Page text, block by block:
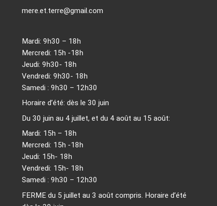
mere.et.terre@gmail.com
Mardi: 9h30 – 18h
Mercredi: 15h -18h
Jeudi: 9h30- 18h
Vendredi: 9h30- 18h
Samedi : 9h30 – 12h30
Horaire d’été: dès le 30 juin
Du 30 juin au 4 juillet, et du 4 août au 15 août:
Mardi: 15h – 18h
Mercredi: 15h -18h
Jeudi: 15h- 18h
Vendredi: 15h- 18h
Samedi : 9h30 – 12h30
FERME du 5 juillet au 3 août compris. Horaire d’été